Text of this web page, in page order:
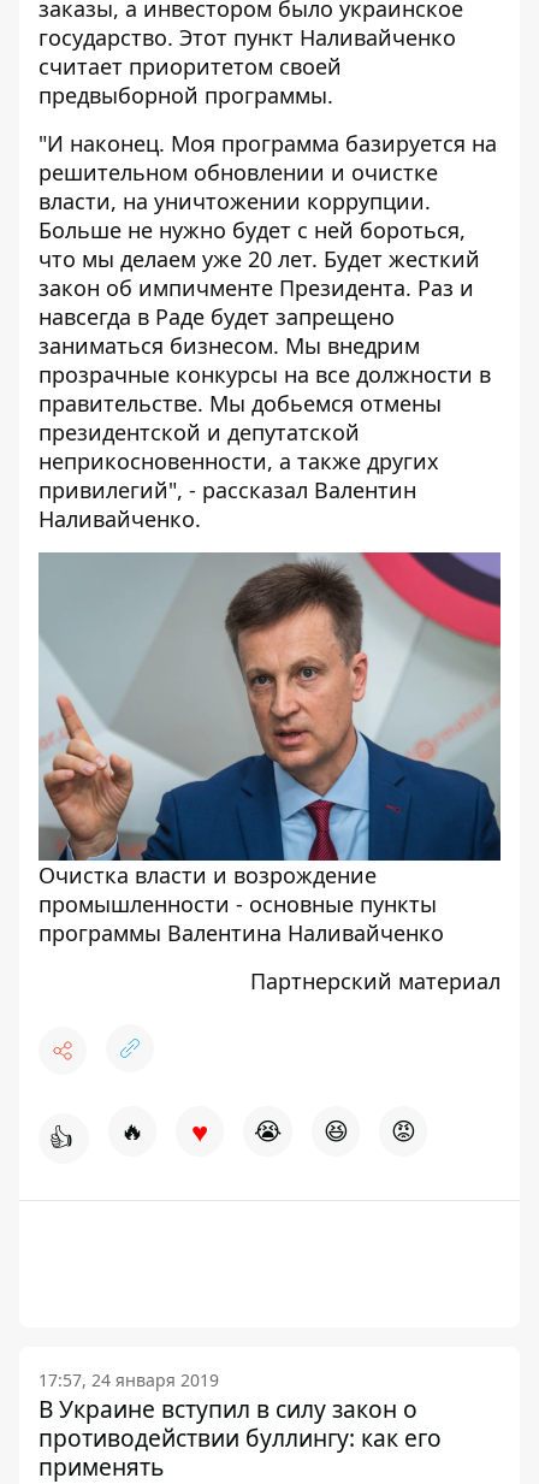
заказы, а инвестором было украинское
государство. Этот пункт Наливайченко
считает приоритетом своей
предвыборной программы.
"И наконец. Моя программа базируется на
решительном обновлении и очистке
власти, на уничтожении коррупции.
Больше не нужно будет с ней бороться,
что мы делаем уже 20 лет. Будет жесткий
закон об импичменте Президента. Раз и
навсегда в Раде будет запрещено
заниматься бизнесом. Мы внедрим
прозрачные конкурсы на все должности в
правительстве. Мы добьемся отмены
президентской и депутатской
неприкосновенности, а также других
привилегий", - рассказал Валентин
Наливайченко.
Очистка власти и возрождение
промышленности - основные пункты
программы Валентина Наливайченко
Партнерский материал
👍 🔥 ♥ 😭 😆 😡
17:57, 24 января 2019
В Украине вступил в силу закон о
противодействии буллингу: как его
применять